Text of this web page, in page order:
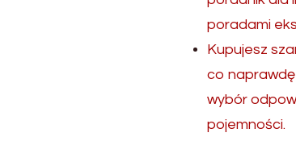
poradami
Kupujesz
co naprawdę
wybór
pojemności.